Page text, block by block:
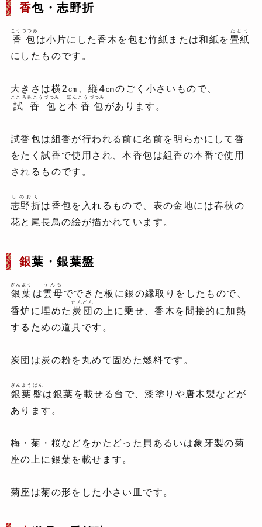
香包・志野折
香包
こうづつみ
は小片にした香木を包む竹紙または和紙を畳紙
たとう
にしたものです。
大きさは横2㎝、縦4㎝のごく小さいもので、
試香包
こころみこうづつみ
と 本香包
ほんこうづつみ
があります。
試香包は組香が行われる前に名前を明らかにして香
をたく試香で使用され、本香包は組香の本番で使用
されるものです。
志野折
しのおり
は香包を入れるもので、表の金地には春秋の
花と尾長鳥の絵が描かれています。
銀葉・銀葉盤
銀葉
ぎんよう
は雲母
うんも
でできた板に銀の縁取りをしたもので、
香炉に埋めた 炭団
たんどん
の上に乗せ、香木を間接的に加熱
するための道具です。
炭団は炭の粉を丸めて固めた燃料です。
銀葉盤
ぎんようばん
は銀葉を載せる台で、漆塗りや唐木製などが
あります。
梅・菊・桜などをかたどった貝あるいは象牙製の菊
座の上に銀葉を載せます。
菊座は菊の形をした小さい皿です。